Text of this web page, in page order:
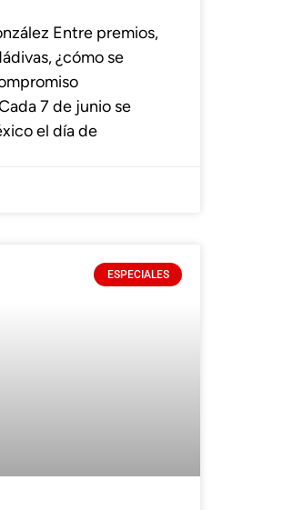
Entre premios,
¿cómo se
7 de junio se
el día de
ESPECIALES